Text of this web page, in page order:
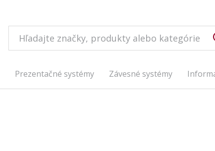
Prezentačné systémy Závesné systémy